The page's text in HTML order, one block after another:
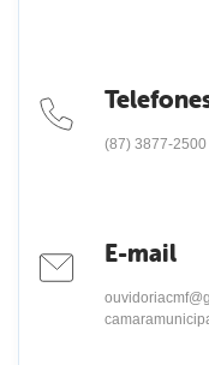
(87) 3877-
E-mail